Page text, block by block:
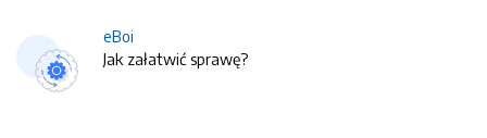
eBoi
Jak załatwić sprawę?